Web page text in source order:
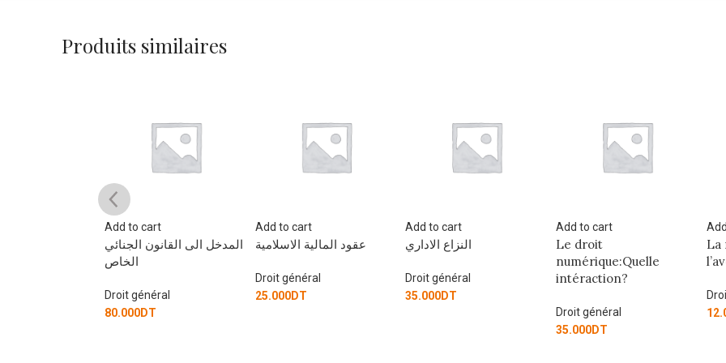
Produits similaires
Add to cart
المدخل الى القانون الجنائي
الخاص
Droit général
80.000DT
Add to cart
عقود المالية الاسلامية
Droit général
25.000DT
Add to cart
النزاع الاداري
Droit général
35.000DT
Add to cart
Le droit
numérique:Quelle
intéraction?
Droit général
35.000DT
La